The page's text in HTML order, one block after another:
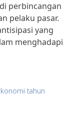
perbincangan
pelaku pasar.
yang
menghadapi
tahun